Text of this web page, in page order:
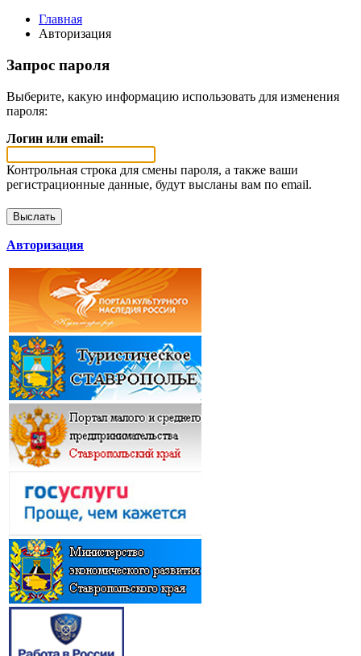
Главная
Авторизация
Запрос пароля
Выберите, какую информацию использовать для изменения
пароля:
Логин или email:
Контрольная строка для смены пароля, а также ваши
регистрационные данные, будут высланы вам по email.
Авторизация